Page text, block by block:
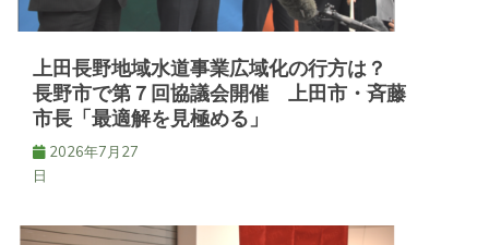
上田長野地域水道事業広域化の行方は？
長野市で第７回協議会開催 上田市・斉藤
市長「最適解を見極める」
2026年7月27
日